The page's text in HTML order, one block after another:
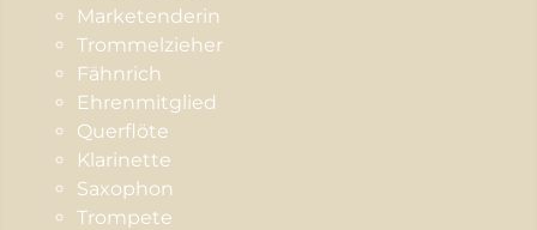
Marketenderin
Trommelzieher
Fähnrich
Ehrenmitglied
Querflöte
Klarinette
Saxophon
Trompete